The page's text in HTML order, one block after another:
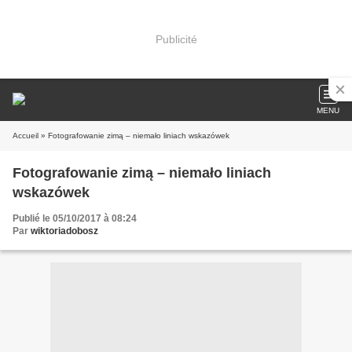
Publicité
MENU
Accueil » Fotografowanie zimą – niemało liniach wskazówek
Fotografowanie zimą – niemało liniach
wskazówek
Publié le 05/10/2017 à 08:24
Par wiktoriadobosz